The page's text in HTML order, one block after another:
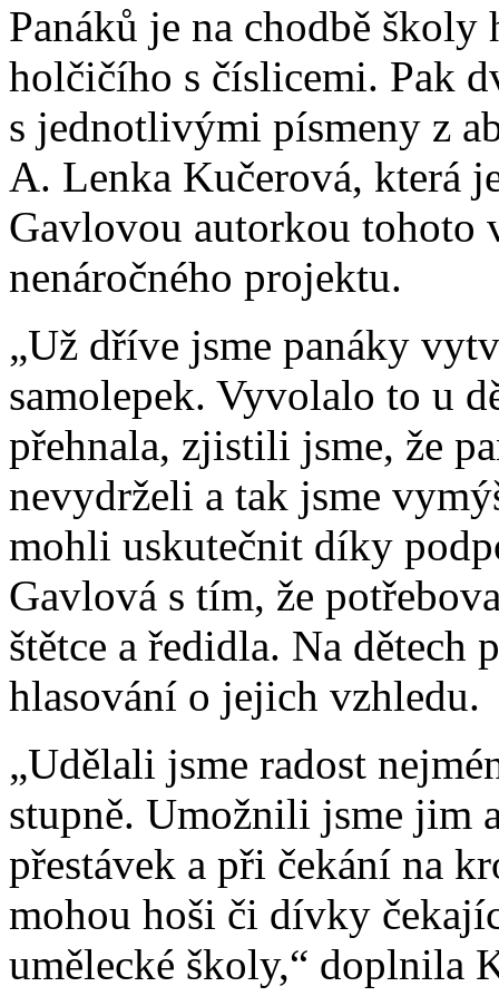
Panáků je na chodbě
holčičího s číslicemi. Pak
s jednotlivými písmeny z
A. Lenka Kučerová, která
Gavlovou autorkou tohoto
nenáročného projektu.
„Už dříve jsme panáky
samolepek. Vyvolalo to u
přehnala, zjistili jsme, že
nevydrželi a tak jsme
mohli uskutečnit díky
Gavlová s tím, že
štětce a ředidla. Na dětech
hlasování o jejich vzhledu.
„Udělali jsme radost
stupně. Umožnili jsme jim
přestávek a při čekání na
mohou hoši či dívky
umělecké školy,“ doplnila